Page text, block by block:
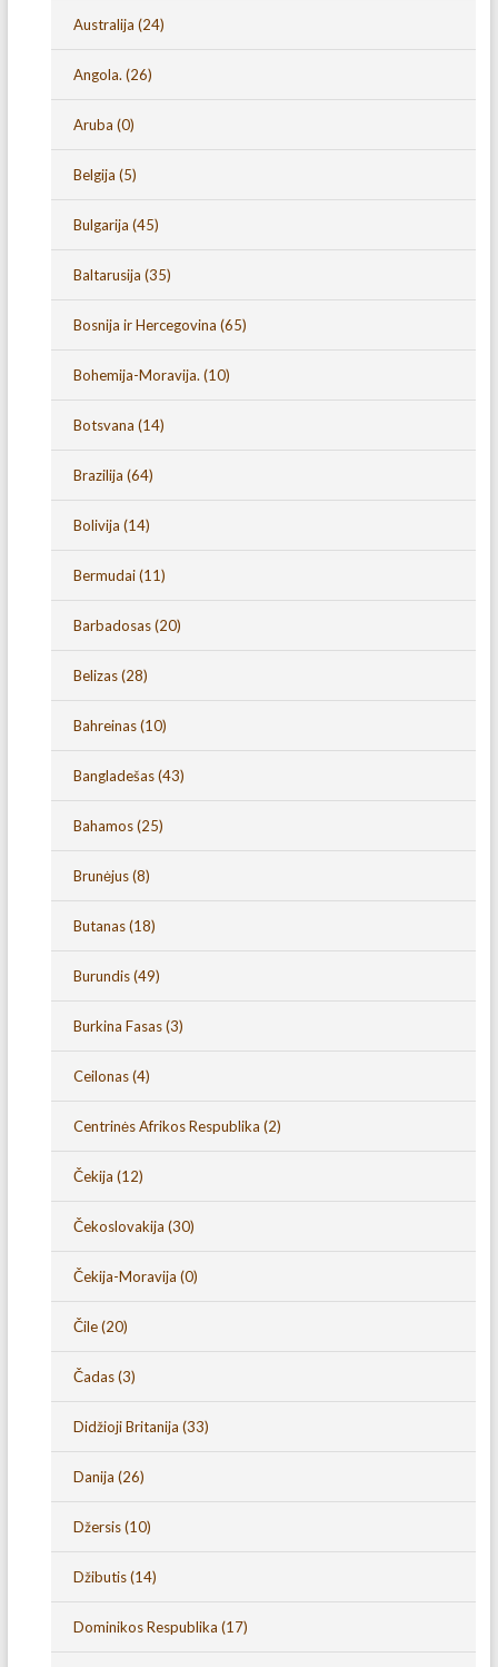
Australija (24)
Angola. (26)
Aruba (0)
Belgija (5)
Bulgarija (45)
Baltarusija (35)
Bosnija ir Hercegovina (65)
Bohemija-Moravija. (10)
Botsvana (14)
Brazilija (64)
Bolivija (14)
Bermudai(11)
Barbadosas(20)
Belizas(28)
Bahreinas(10)
Bangladešas(43)
Bahamos(25)
Brunėjus(8)
Butanas(18)
Burundis(49)
Burkina Fasas(3)
Ceilonas(4)
Centrinės Afrikos Respublika (2)
Čekija (12)
Čekoslovakija (30)
Čekija-Moravija (0)
Čile(20)
Čadas(3)
Didžioji Britanija (33)
Danija (26)
Džersis(10)
Džibutis(14)
Dominikos Respublika (17)